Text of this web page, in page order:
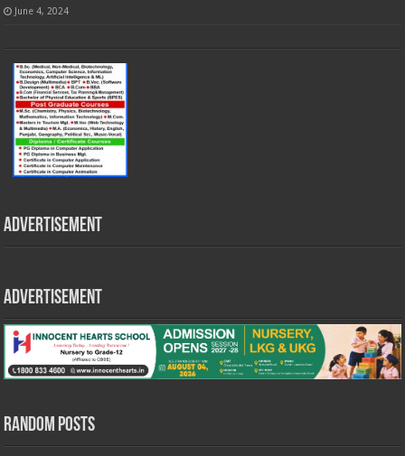
June 4, 2024
Advertisement
Advertisement
Random Posts